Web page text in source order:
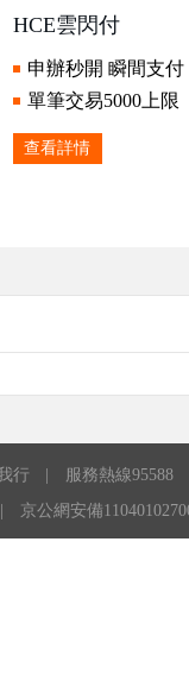
HCE雲閃付
申辦秒開 瞬間支付
單筆交易5000上限
查看詳情
行
服務熱線95588
京公網安備